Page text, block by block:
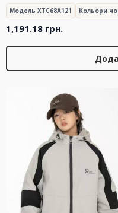
Модель XTC68A121 Кольори
1,191.18 грн.